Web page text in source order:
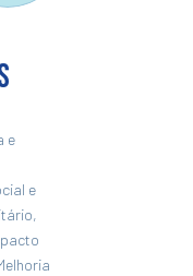
e
e